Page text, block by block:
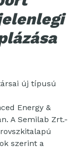
új típusú
Energy &
A Semilab Zrt.-
szerint a